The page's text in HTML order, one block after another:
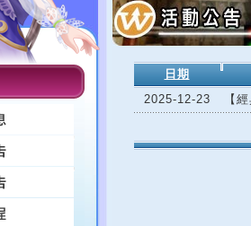
日期
2025-12-23
【